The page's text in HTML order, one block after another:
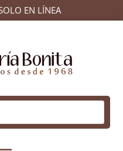
EN LÍNEA